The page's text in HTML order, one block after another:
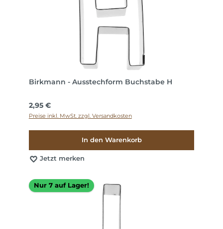
Birkmann - Ausstechform Buchstabe H
Regulärer Preis:
2,95 €
Preise inkl. MwSt. zzgl. Versandkosten
In den Warenkorb
Jetzt merken
Nur 7 auf Lager!